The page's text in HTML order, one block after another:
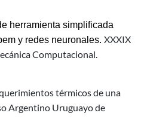
herramienta simplificada
y redes neuronales. XXXIX
Computacional.
térmicos de una
Argentino Uruguayo de